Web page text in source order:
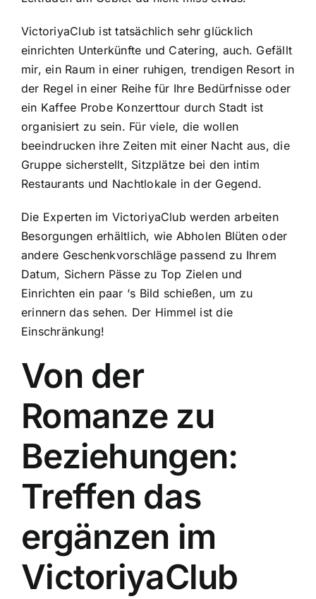
VictoriyaClub ist tatsächlich sehr glücklich
einrichten Unterkünfte und Catering, auch. Gefällt
mir, ein Raum in einer ruhigen, trendigen Resort in
der Regel in einer Reihe für Ihre Bedürfnisse oder
ein Kaffee Probe Konzerttour durch Stadt ist
organisiert zu sein. Für viele, die wollen
beeindrucken ihre Zeiten mit einer Nacht aus, die
Gruppe sicherstellt, Sitzplätze bei den intim
Restaurants und Nachtlokale in der Gegend.
Die Experten im VictoriyaClub werden arbeiten
Besorgungen erhältlich, wie Abholen Blüten oder
andere Geschenkvorschläge passend zu Ihrem
Datum, Sichern Pässe zu Top Zielen und
Einrichten ein paar ‘s Bild schießen, um zu
erinnern das sehen. Der Himmel ist die
Einschränkung!
Von der
Romanze zu
Beziehungen:
Treffen das
ergänzen im
VictoriyaClub